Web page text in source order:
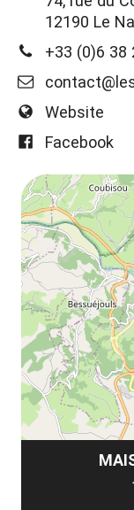
12190 Le
+33 (0)6 38
Website
Facebook